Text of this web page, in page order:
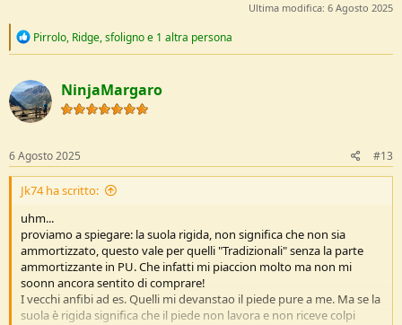
Ultima modifica: 6 Agosto 2025
R
c
t
i
o
s
:
Pirrolo, Ridge,sfolignoe 1 altra persona
NinjaMargaro
6 Agosto 2025 #13
Jk74 ha scritto:
uhm...
proviamo a spiegare: la suola rigida, non significa che non sia
ammortizzato, questo vale per quelli "Tradizionali" senza la parte
ammortizzante in PU. Che infatti mi piaccion molto ma non mi
soonn ancora sentito di comprare!
I vecchi anfibi ad es. Quelli mi devanstao il piede pure a me. Ma se la
suola è rigida significa che il piede non lavora e non riceve colpi